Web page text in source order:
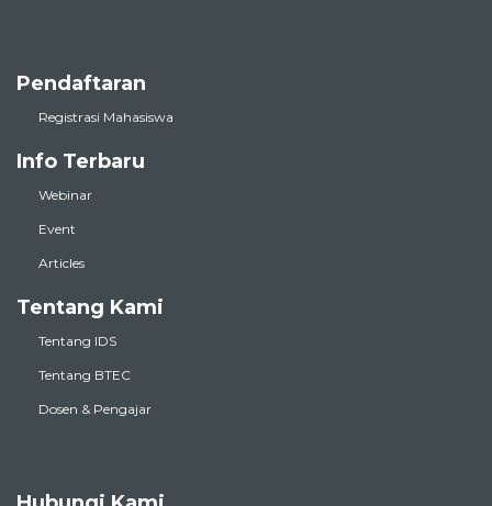
Pendaftaran
Registrasi Mahasiswa
Info Terbaru
Webinar
Event
Articles
Tentang Kami
Tentang IDS
Tentang BTEC
Dosen & Pengajar